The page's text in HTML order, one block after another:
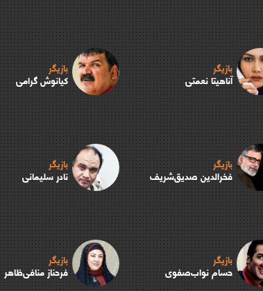
بازیگر
آناهیتا نعمتی
بازیگر
کیانوش گرامی
بازیگر
فخرالدين صديق‌شريف
بازیگر
نادر سلیمانی
بازیگر
حسام نواب‌صفوی
بازیگر
فرحناز منافی‌ظاهر